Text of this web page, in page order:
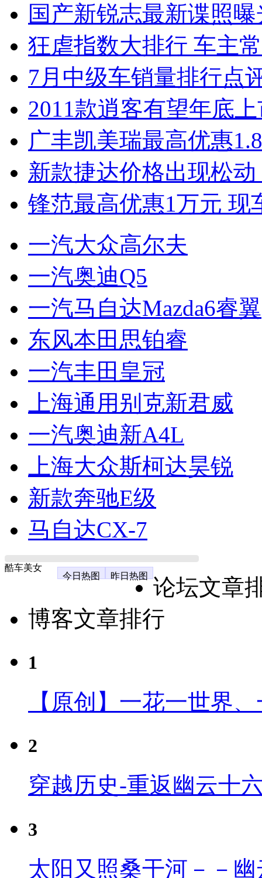
国产新锐志最新谍照
狂虐指数大排行 车主
7月中级车销量排行点
2011款逍客有望年底
广丰凯美瑞最高优惠
新款捷达价格出现松
锋范最高优惠1万元 现
一汽大众高尔夫
一汽奥迪Q5
一汽马自达Mazda6睿翼
东风本田思铂睿
一汽丰田皇冠
上海通用别克新君威
一汽奥迪新A4L
上海大众斯柯达昊锐
新款奔驰E级
马自达CX-7
酷车美女
今日热图
昨日热图
论坛文章
博客文章排行
1
【原创】一花一世界
2
穿越历史-重返幽云十
3
太阳又照桑干河－－